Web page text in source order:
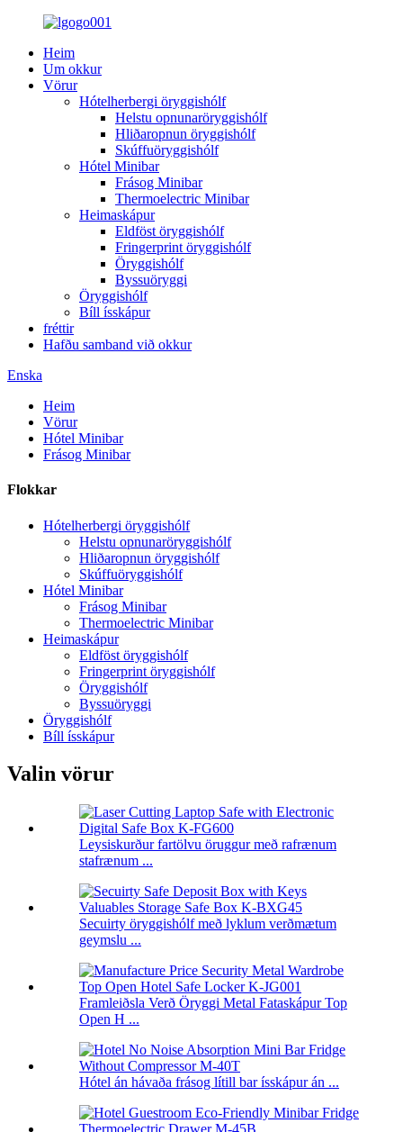
Heim
Um okkur
Vörur
Hótelherbergi öryggishólf
Helstu opnunaröryggishólf
Hliðaropnun öryggishólf
Skúffuöryggishólf
Hótel Minibar
Frásog Minibar
Thermoelectric Minibar
Heimaskápur
Eldföst öryggishólf
Fringerprint öryggishólf
Öryggishólf
Byssuöryggi
Öryggishólf
Bíll ísskápur
fréttir
Hafðu samband við okkur
Enska
Heim
Vörur
Hótel Minibar
Frásog Minibar
Flokkar
Hótelherbergi öryggishólf
Helstu opnunaröryggishólf
Hliðaropnun öryggishólf
Skúffuöryggishólf
Hótel Minibar
Frásog Minibar
Thermoelectric Minibar
Heimaskápur
Eldföst öryggishólf
Fringerprint öryggishólf
Öryggishólf
Byssuöryggi
Öryggishólf
Bíll ísskápur
Valin vörur
Leysiskurður fartölvu öruggur með rafrænum
stafrænum ...
Secuirty öryggishólf með lyklum verðmætum
geymslu ...
Framleiðsla Verð Öryggi Metal Fataskápur Top
Open H ...
Hótel án hávaða frásog lítill bar ísskápur án ...